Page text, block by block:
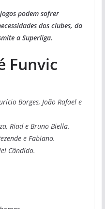
podem sofrer
dos clubes, da
a Superliga.
Funvic
Borges, João Rafael e
Riad e Bruno Biella.
e Fabiano.
Cândido.